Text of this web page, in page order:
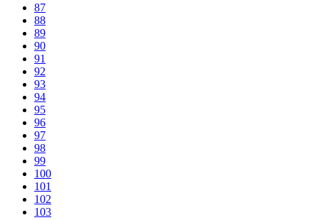
87
88
89
90
91
92
93
94
95
96
97
98
99
100
101
102
103